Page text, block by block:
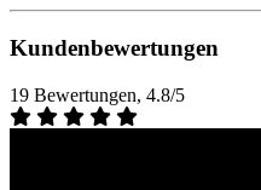
Kundenbewertungen
19 Bewertungen, 4.8/5